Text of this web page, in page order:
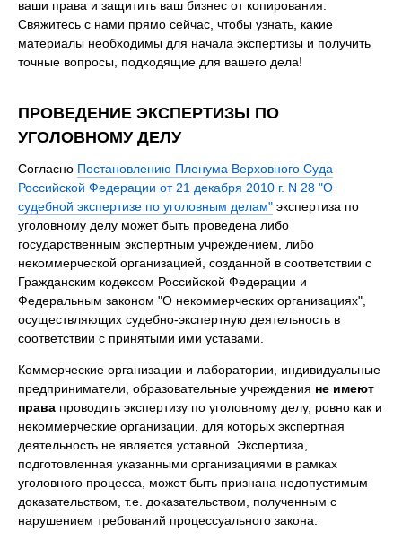
ваши права и защитить ваш бизнес от копирования.
Свяжитесь с нами прямо сейчас, чтобы узнать, какие
материалы необходимы для начала экспертизы и получить
точные вопросы, подходящие для вашего дела!
ПРОВЕДЕНИЕ ЭКСПЕРТИЗЫ ПО
УГОЛОВНОМУ ДЕЛУ
Согласно Постановлению Пленума Верховного Суда
Российской Федерации от 21 декабря 2010 г. N 28 "О
судебной экспертизе по уголовным делам" экспертиза по
уголовному делу может быть проведена либо
государственным экспертным учреждением, либо
некоммерческой организацией, созданной в соответствии с
Гражданским кодексом Российской Федерации и
Федеральным законом "О некоммерческих организациях",
осуществляющих судебно-экспертную деятельность в
соответствии с принятыми ими уставами.
Коммерческие организации и лаборатории, индивидуальные
предприниматели, образовательные учреждения не имеют
права проводить экспертизу по уголовному делу, ровно как и
некоммерческие организации, для которых экспертная
деятельность не является уставной. Экспертиза,
подготовленная указанными организациями в рамках
уголовного процесса, может быть признана недопустимым
доказательством, т.е. доказательством, полученным с
нарушением требований процессуального закона.